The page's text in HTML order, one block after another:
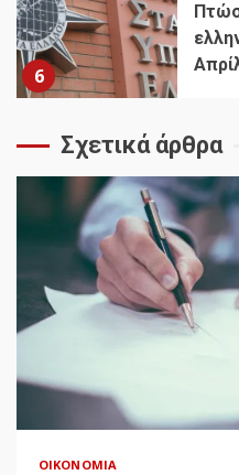
6
Σχετικά άρθρα
ΟΙΚΟΝΟΜΊΑ